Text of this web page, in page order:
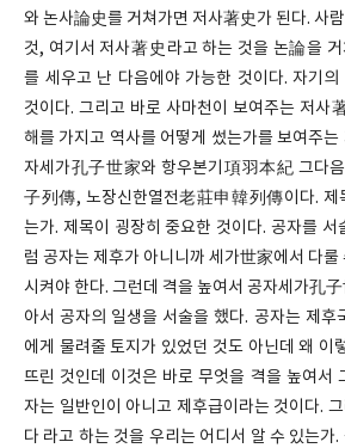
와 논사論史를 거쳐가면 저사著史가 된다. 사
것, 여기서 저사著史라고 하는 것을 논論을 거
를 세우고 난 다음에야 가능한 것이다. 자기
것이다. 그리고 바로 사마천이 보여주는 저사
해를 가지고 역사를 어떻게 썼는가를 보여주
자세가孔子世家와 항우본기項羽本紀 그다
子列傳, 노장신한열전老莊申韓列傳이다. 제
는가. 제목이 굉장히 중요한 것이다. 공자를 서
럼 공자는 제후가 아니니까 세가世家에서 다
시켜야 한다. 그런데 격을 높여서 공자세가孔
아서 공자의 일생을 서술을 했다. 공자는 제후
에게 물려줄 토지가 있었던 것도 아닌데 왜 이
뜨린 것인데 이것은 바로 무엇을 격을 높여서
자는 일반인이 아니고 제후급이라는 것이다.
다 라고 하는 것을 우리는 어디서 알 수 있는